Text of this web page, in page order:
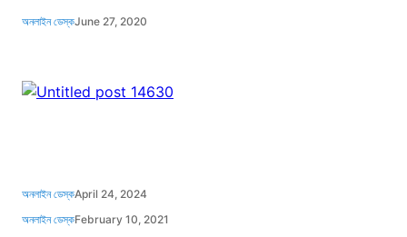
অনলাইন ডেস্কJune 27, 2020
অনলাইন ডেস্কApril 24, 2024
অনলাইন ডেস্কFebruary 10, 2021